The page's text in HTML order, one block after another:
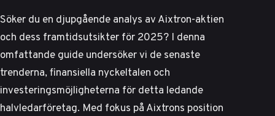
Söker du en djupgående analys av Aixtron-aktien
och dess framtidsutsikter för 2025? I denna
omfattande guide undersöker vi de senaste
trenderna, finansiella nyckeltalen och
investeringsmöjligheterna för detta ledande
halvledarföretag. Med fokus på Aixtrons position